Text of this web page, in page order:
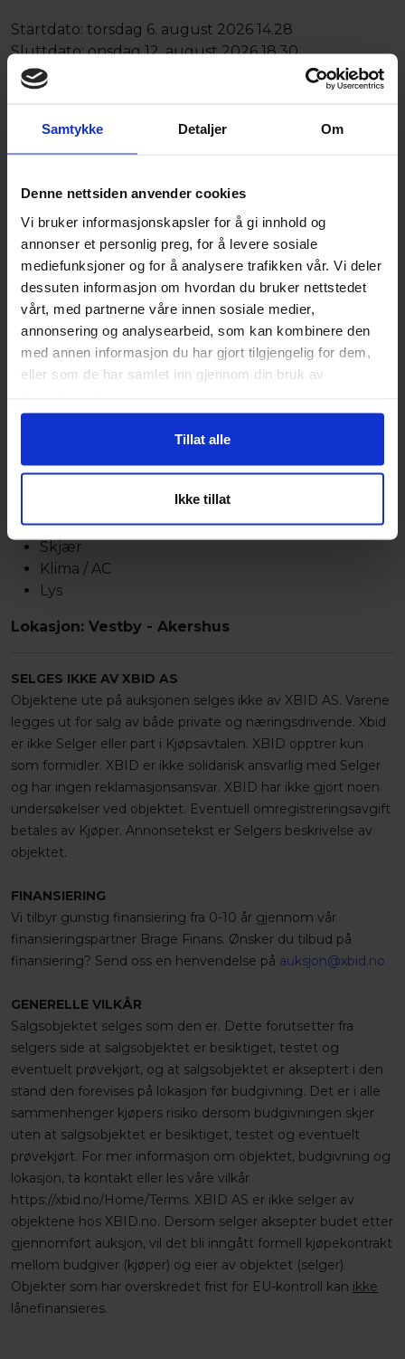
Samtykke Detaljer Om
Denne nettsiden anvender cookies
Vi bruker informasjonskapsler for å gi innhold og
annonser et personlig preg, for å levere sosiale
mediefunksjoner og for å analysere trafikken vår. Vi deler
dessuten informasjon om hvordan du bruker nettstedet
vårt, med partnerne våre innen sosiale medier,
annonsering og analysearbeid, som kan kombinere den
med annen informasjon du har gjort tilgjengelig for dem,
eller som de har samlet inn gjennom din bruk av
Tillat alle
Ikke tillat
Startdato: torsdag 6. august 2026 14.28
Sluttdato:onsdag 12. august 2026 18.30
Beskrivelse
Selger Opplyser:
rototilt og 3 skuffer.
2021-modell
Ca. 3 300timer
Vekt: 8 810 kg
Knekkbom
OilQuick / Oilshift
Leica Geosystems
Sentralsmøring
Rotortilt
Graveskuffe
Skuffer (se bilder)
Skjær
Klima / AC
Lys
Lokasjon: Vestby - Akershus
SELGES IKKE AV XBID AS
Objektene ute på auksjonen selges ikke av XBID AS. Varene
legges ut for salg av både private og næringsdrivende. Xbid
er ikke Selger eller part i Kjøpsavtalen. XBID opptrer kun
som formidler. XBID er ikke solidarisk ansvarlig med Selger
og har ingen reklamasjonsansvar. XBID har ikke gjort noen
undersøkelser ved objektet. Eventuell omregistreringsavgift
betales av Kjøper. Annonsetekst er Selgers beskrivelse av
objektet.
FINANSIERING
Vi tilbyr gunstig finansiering fra 0-10 år gjennom vår
finansieringspartner Brage Finans. Ønsker du tilbud på
finansiering? Send oss en henvendelse på auksjon@xbid.no
GENERELLE VILKÅR
Salgsobjektet selges som den er. Dette forutsetter fra
selgers side at salgsobjektet er besiktiget, testet og
eventuelt prøvekjørt, og at salgsobjektet er akseptert i den
stand den forevises på lokasjon før budgivning. Det er i alle
sammenhenger kjøpers risiko dersom budgivningen skjer
uten at salgsobjektet er besiktiget, testet og eventuelt
prøvekjørt. For mer informasjon om objektet, budgivning og
lokasjon, ta kontakt eller les våre vilkår
https://xbid.no/Home/Terms. XBID AS er ikke selger av
objektene hos XBID.no. Dersom selger aksepter budet etter
gjennomført auksjon, vil det bli inngått formell kjøpekontrakt
mellom budgiver (kjøper) og eier av objektet (selger).
Objekter som har overskredet frist for EU-kontroll kan ikke
lånefinansieres.